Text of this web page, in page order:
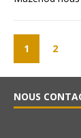
1 2
NOUS